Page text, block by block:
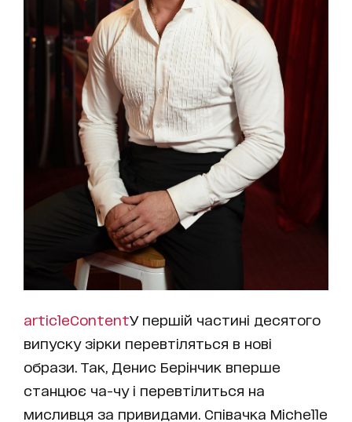
articleContentУ першій частині десятого
випуску зірки перевтіляться в нові
образи. Так, Денис Берінчик вперше
станцює ча-чу і перевтілиться на
мисливця за привидами. Співачка Michelle